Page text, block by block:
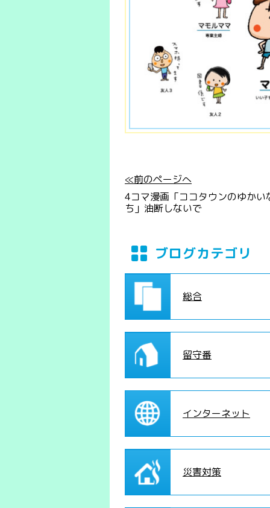
≪前のページへ
4コマ漫画「ココタウンのゆかい
ち」油断しないで
ブログカテゴリ
総合
留守番
インターネット
災害対策